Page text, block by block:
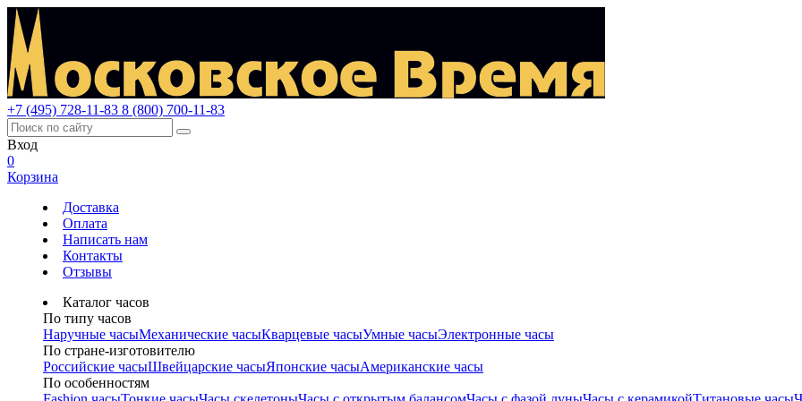
+7 (495) 728-11-83 8 (800) 700-11-83
Вход
0
Корзина
Доставка
Оплата
Написать нам
Контакты
Отзывы
Каталог часов
По типу часов
Наручные часыМеханические часыКварцевые часыУмные часыЭлектронные часы
По стране-изготовителю
Российские часыШвейцарские часыЯпонские часыАмериканские часы
По особенностям